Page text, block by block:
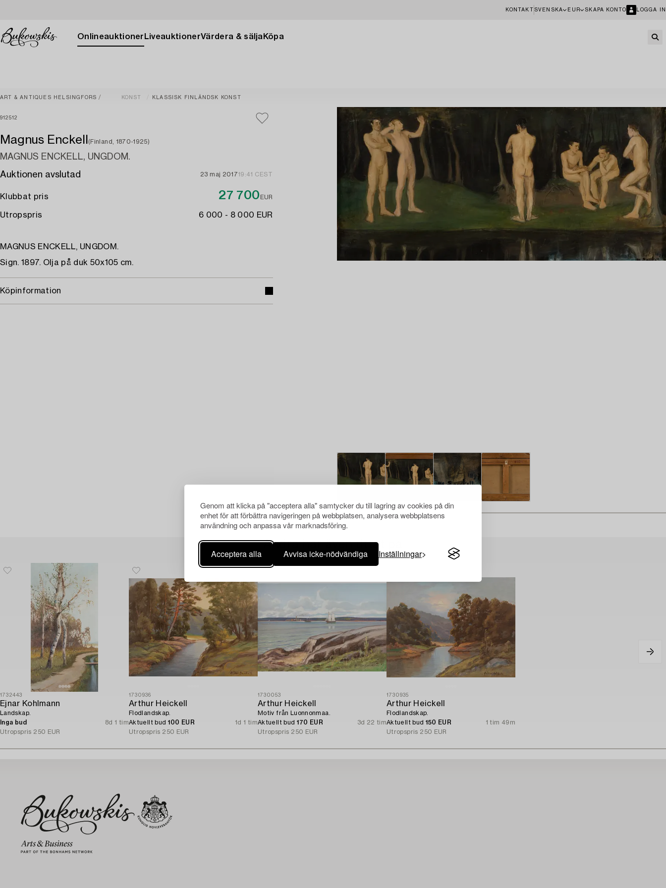
Genom att klicka på "acceptera alla" samtycker du till lagring av cookies på din
enhet för att förbättra navigeringen på webbplatsen, analysera webbplatsens
användning och anpassa vår marknadsföring.
Acceptera alla Avvisa icke-nödvändiga Inställningar
KONTAKT SVENSKA EUR SKAPA KONTO LOGGA IN
Onlineauktioner LiveauktionerVärdera & sälja Köpa
ART & ANTIQUES HELSINGFORS KONST KLASSISK FINLÄNDSK KONST
912512
Magnus Enckell (Finland, 1870-1925)
MAGNUS ENCKELL, UNGDOM.
Auktionen avslutad
23 maj 201719:41 CEST
Klubbat pris 27 700 EUR
Utropspris 6 000 - 8 000 EUR
MAGNUS ENCKELL, UNGDOM.
Sign. 1897. Olja på duk 50x105 cm.
Köpinformation
Andra har även tittat på
1732443
Ejnar Kohlmann
Landskap.
Inga bud
8d 1 tim
Utropspris 250 EUR
1730936
Arthur Heickell
Flodlandskap.
Aktuellt bud 100 EUR
1d 1 tim
Utropspris 250 EUR
1730053
Arthur Heickell
Motiv från Luonnonmaa.
Aktuellt bud 170 EUR
3d 22 tim
Utropspris 250 EUR
1730935
Arthur Heickell
Flodlandskap.
Aktuellt bud 150 EUR
1 tim 49m
Utropspris 250 EUR